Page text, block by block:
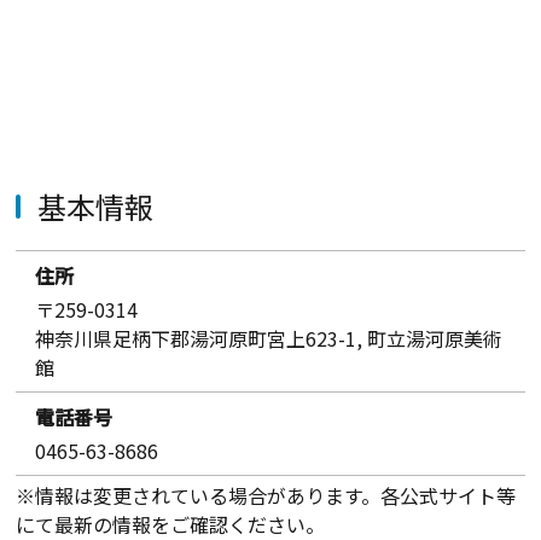
基本情報
住所
〒259-0314
神奈川県足柄下郡湯河原町宮上623-1, 町立湯河原美術
館
電話番号
0465-63-8686
※情報は変更されている場合があります。各公式サイト等
にて最新の情報をご確認ください。